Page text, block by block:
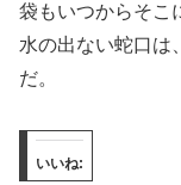
袋もいつからそこ
水の出ない蛇口は
だ。
いいね: